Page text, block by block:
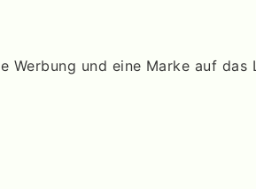
und eine Marke auf das